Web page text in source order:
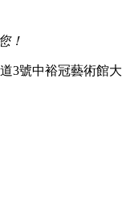
！
3號中裕冠藝術館